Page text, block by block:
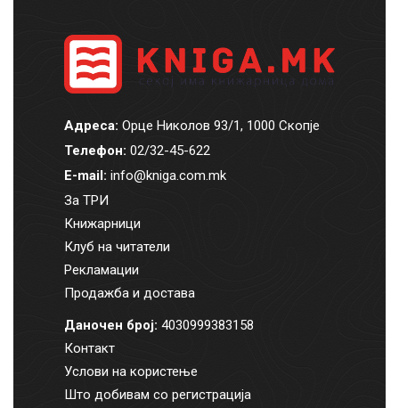
Адреса: Орце Николов 93/1, 1000 Скопје
Телефон: 02/32-45-622
E-mail: info@kniga.com.mk
За ТРИ
Книжарници
Клуб на читатели
Рекламации
Продажба и достава
Даночен број: 4030999383158
Контакт
Услови на користење
Што добивам со регистрација